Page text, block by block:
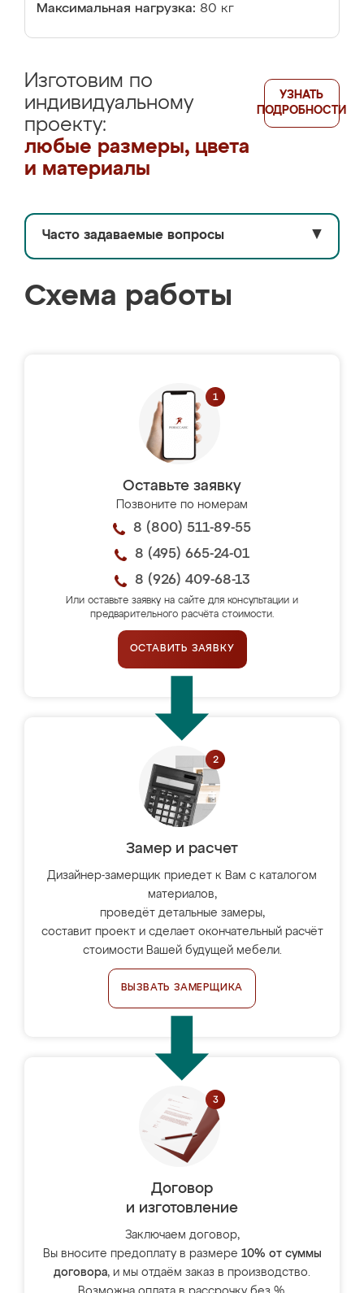
Максимальная нагрузка: 80 кг
Изготовим по
индивидуальному
проекту:
любые размеры, цвета
и материалы
УЗНАТЬ
ПОДРОБНОСТИ
Часто задаваемые вопросы ▼
Схема работы
Оставьте заявку
Позвоните по номерам
8 (800) 511-89-55
8 (495) 665-24-01
8 (926) 409-68-13
Или оставьте заявку на сайте для консультации и
предварительного расчёта стоимости.
ОСТАВИТЬ ЗАЯВКУ
Замер и расчет
Дизайнер-замерщик приедет к Вам с каталогом
материалов,
проведёт детальные замеры,
составит проект и сделает окончательный расчёт
стоимости Вашей будущей мебели.
ВЫЗВАТЬ ЗАМЕРЩИКА
Договор
и изготовление
Заключаем договор,
Вы вносите предоплату в размере 10% от суммы
договора, и мы отдаём заказ в производство.